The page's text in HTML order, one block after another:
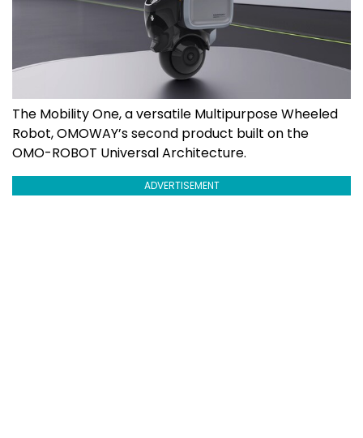
The Mobility One, a versatile Multipurpose Wheeled
Robot, OMOWAY’s second product built on the
OMO-ROBOT Universal Architecture.
ADVERTISEMENT